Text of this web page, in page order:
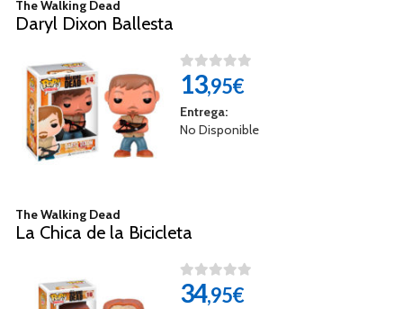
The Walking Dead
Daryl Dixon Ballesta
13,95€
Entrega:
No Disponible
The Walking Dead
La Chica de la Bicicleta
34,95€